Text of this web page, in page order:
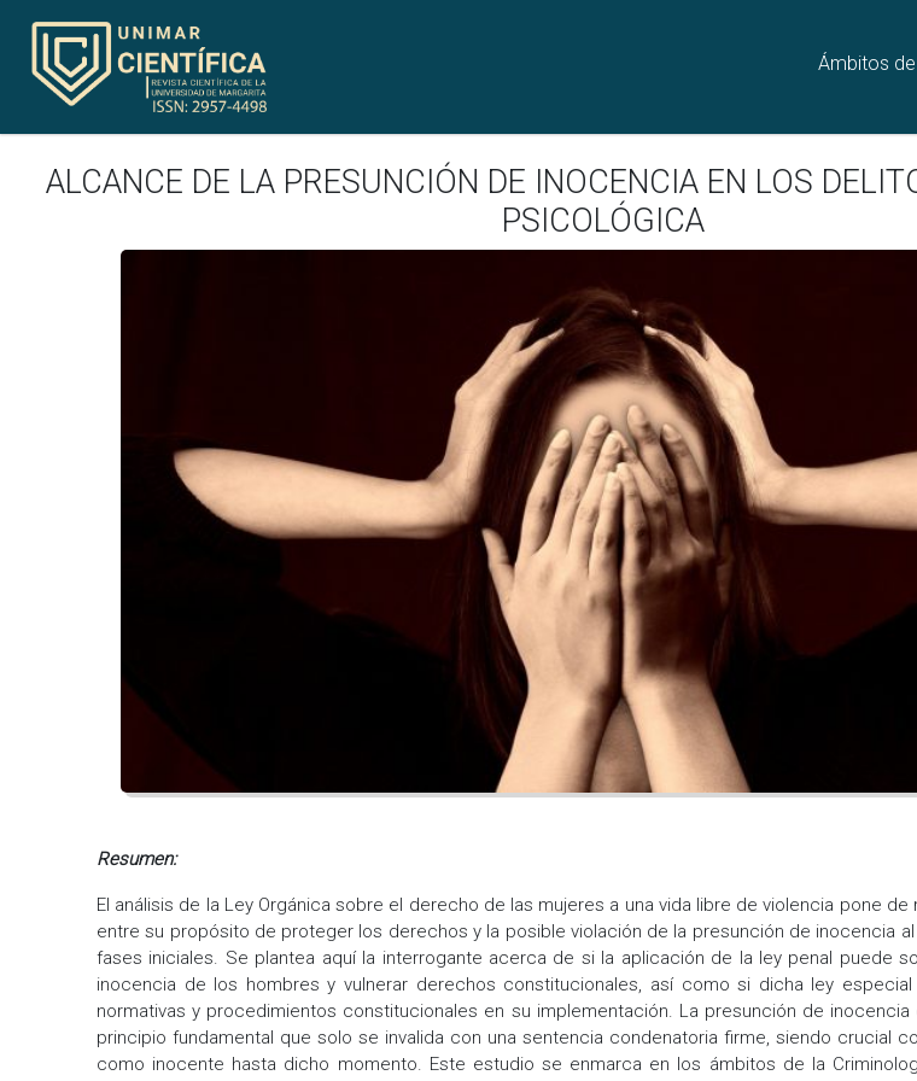
Ámbitos
ALCANCE DE LA PRESUNCIÓN DE INOCENCIA EN LOS
PSICOLÓGICA
Resumen:
El análisis de la Ley Orgánica sobre el derecho de las mujeres a una vida libre de violencia pone de
entre su propósito de proteger los derechos y la posible violación de la presunción de inocencia
fases iniciales. Se plantea aquí la interrogante acerca de si la aplicación de la ley penal puede
inocencia de los hombres y vulnerar derechos constitucionales, así como si dicha ley
normativas y procedimientos constitucionales en su implementación. La presunción de
principio fundamental que solo se invalida con una sentencia condenatoria firme, siendo crucial
como inocente hasta dicho momento. Este estudio se enmarca en los ámbitos de la